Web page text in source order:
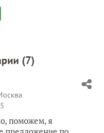
(7)
поможем, я